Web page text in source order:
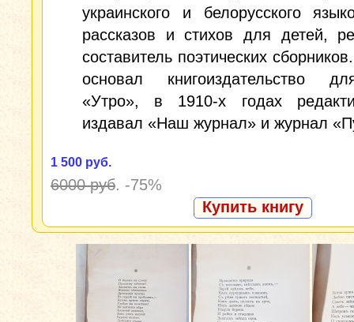
украинского и белорусского
рассказов и стихов для детей,
составитель поэтических
основал книгоиздательство
«Утро», в 1910-х годах
издавал «Наш журнал» и журнал
1 500 руб.
6000 руб. -75%
Купить книгу